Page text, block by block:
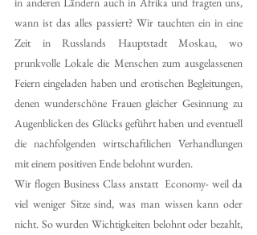
wann ist das alles passiert? Wir tauchten ein in eine
Zeit in Russlands Hauptstadt Moskau, wo
prunkvolle Lokale die Menschen zum ausgelassenen
Feiern eingeladen haben und erotischen Begleitungen,
denen wunderschöne Frauen gleicher Gesinnung zu
Augenblicken des Glücks geführt haben und eventuell
die nachfolgenden wirtschaftlichen Verhandlungen
mit einem positiven Ende belohnt wurden.
Wir flogen Business Class anstatt  Economy- weil da
viel weniger Sitze sind, was man wissen kann oder
nicht. So wurden Wichtigkeiten belohnt oder bezahlt,